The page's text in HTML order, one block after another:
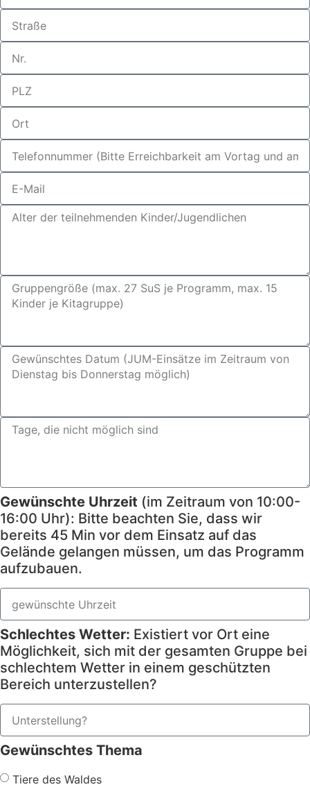
Gewünschte Uhrzeit (im Zeitraum von 10:00-
16:00 Uhr): Bitte beachten Sie, dass wir
bereits 45 Min vor dem Einsatz auf das
Gelände gelangen müssen, um das Programm
aufzubauen.
Schlechtes Wetter: Existiert vor Ort eine
Möglichkeit, sich mit der gesamten Gruppe bei
schlechtem Wetter in einem geschützten
Bereich unterzustellen?
Gewünschtes Thema
Tiere des Waldes